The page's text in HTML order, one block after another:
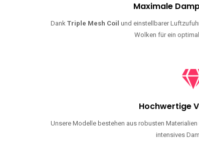
Maximale
Dank Triple Mesh Coil und einstellbarer
Wolken für ein
Hochwertige
Unsere Modelle bestehen aus robusten
intensives